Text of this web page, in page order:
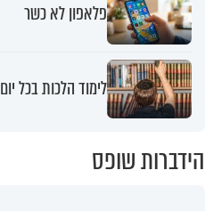
פלאפון לא כשר
לימוד הלכות בכל יום
הידברות שופס